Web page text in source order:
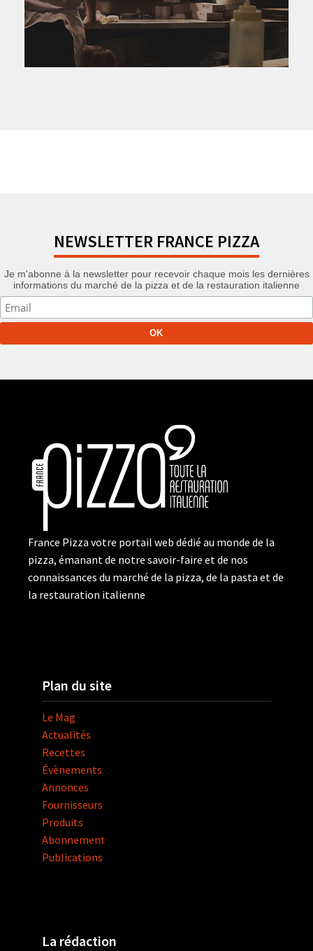
NEWSLETTER FRANCE PIZZA
Je m'abonne à la newsletter pour recevoir chaque mois les dernières
informations du marché de la pizza et de la restauration italienne
France Pizza votre portail web dédié au monde de la
pizza, émanant de notre savoir-faire et de nos
connaissances du marché de la pizza, de la pasta et de
la restauration italienne
Plan du site
Le Mag
Actualités
Recettes
Évènements
Annonces
Fournisseurs
Produits
Abonnement
Publications
La rédaction